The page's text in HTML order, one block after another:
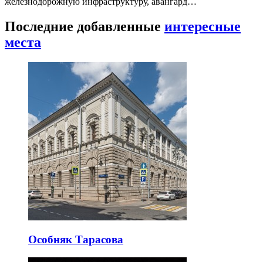
Последние добавленные интересные
места
Особняк Тарасова